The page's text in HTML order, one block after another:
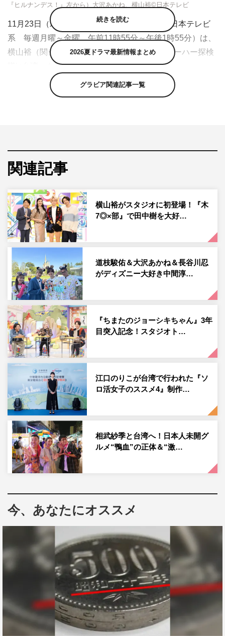
『ヒルナンデス！』左から）大沢あかね、横山裕©日本テレビ
11月23日（木）放送の『ヒルナンデス！』（日本テレビ
系 毎週月曜～金曜 午前11時55分～午後1時55分）は、
横山裕（関ジャニ∞）と大沢あかね出演の「ミーハー探検
隊in台湾」を送る。
ニューオープンや行列店など、とにかく“ミーハー”目線で
台湾のシンボル・台北101の最新絶景アクティビティーか
份」のような“ザ・王道スポット”まで、絶対に行くべき観
光スポットを巡り尽くす。
ミシュランガイド台湾に6年連続で選ばれている「杭州小
籠湯包」では小籠包を食べて、大沢が「桁違い！ めちゃ
くちゃおいしい！」、横山も「みんなが台湾に来る理由が
分かった。幸せがここにあります！」と大興奮。グルメや
台湾でしか買えない大人気のお土産などの情報が続々。
現地の人から日本人観光客まで、さまざまな方に横山＆大
沢がインタビューし人気の秘密を調査。1泊2日でも手軽に
楽しめる台湾の魅力がたっぷり分かり、旅行気分も味わえ
て役立つ情報満載だ。
続きを読む
2026夏ドラマ最新情報まとめ
グラビア関連記事一覧
関連記事
横山裕がスタジオに初登場！『木
7◎×部』で田中樹を大好…
道枝駿佑＆大沢あかね＆長谷川忍
がディズニー大好き中間淳…
『ちまたのジョーシキちゃん』3年
目突入記念！スタジオト…
江口のりこが台湾で行われた『ソ
ロ活女子のススメ4』制作…
相武紗季と台湾へ！日本人未開グ
ルメ“鴨血”の正体＆“激…
今、あなたにオススメ